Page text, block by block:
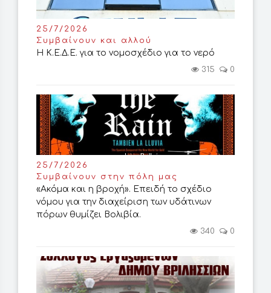
25/7/2026
Συμβαίνουν και αλλού
Η Κ.Ε.Δ.Ε. για το νομοσχέδιο για το νερό
315 0
25/7/2026
Συμβαίνουν στην πόλη μας
«Ακόμα και η βροχή». Επειδή το σχέδιο
νόμου για την διαχείριση των υδάτινων
πόρων θυμίζει Βολιβία.
340 0